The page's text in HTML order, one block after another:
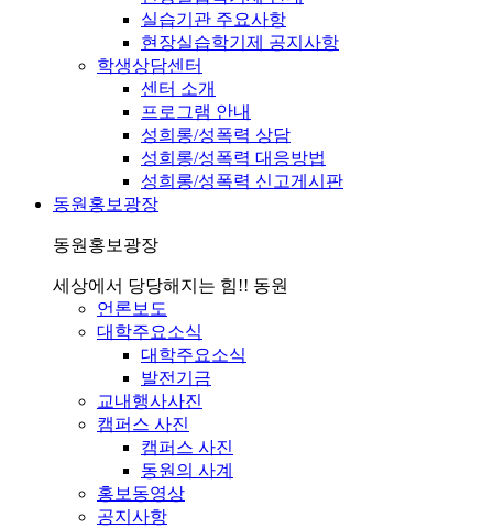
실습기관 주요사항
현장실습학기제 공지사항
학생상담센터
센터 소개
프로그램 안내
성희롱/성폭력 상담
성희롱/성폭력 대응방법
성희롱/성폭력 신고게시판
동원홍보광장
동원홍보광장
세상에서 당당해지는 힘!! 동원
언론보도
대학주요소식
대학주요소식
발전기금
교내행사사진
캠퍼스 사진
캠퍼스 사진
동원의 사계
홍보동영상
공지사항